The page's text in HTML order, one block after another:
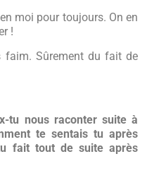
moi pour toujours. On en
!
faim. Sûrement du fait de
tu nous raconter suite à
te sentais tu après
fait tout de suite après